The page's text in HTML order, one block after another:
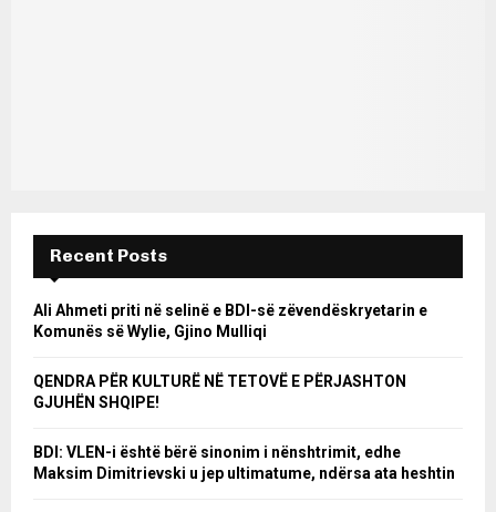
Recent Posts
Ali Ahmeti priti në selinë e BDI-së zëvendëskryetarin e
Komunës së Wylie, Gjino Mulliqi
QENDRA PËR KULTURË NË TETOVË E PËRJASHTON
GJUHËN SHQIPE!
BDI: VLEN-i është bërë sinonim i nënshtrimit, edhe
Maksim Dimitrievski u jep ultimatume, ndërsa ata heshtin